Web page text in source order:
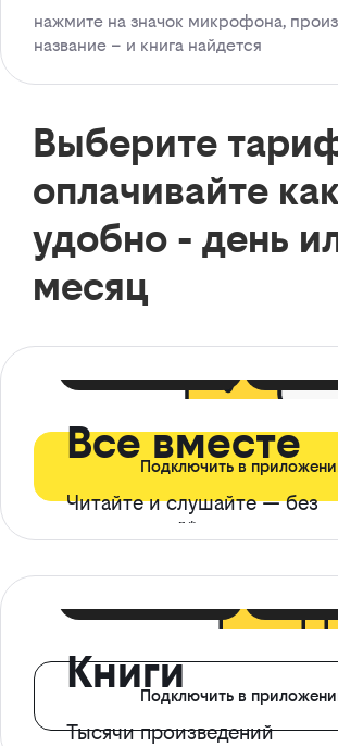
нажмите на значок микрофона,
название – и книга найдется
Выберите
оплачивайте
удобно - день
месяц
Все вместе
Читайте и слушайте — без
ограничений*
Подключить в
Книги
Тысячи произведений
Подключить в